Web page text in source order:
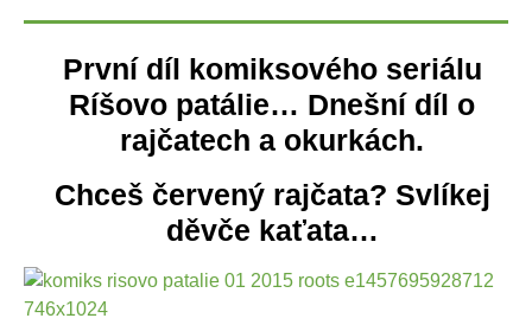
První díl komiksového seriálu
Ríšovo patálie… Dnešní díl o
rajčatech a okurkách.
Chceš červený rajčata? Svlíkej
děvče kaťata…